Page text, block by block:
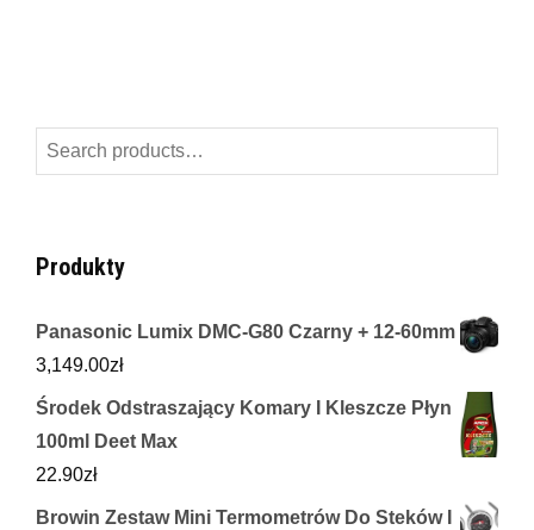
Search
for:
Produkty
Panasonic Lumix DMC-G80 Czarny + 12-60mm
3,149.00zł
Środek Odstraszający Komary I Kleszcze Płyn
100ml Deet Max
22.90zł
Browin Zestaw Mini Termometrów Do Steków I